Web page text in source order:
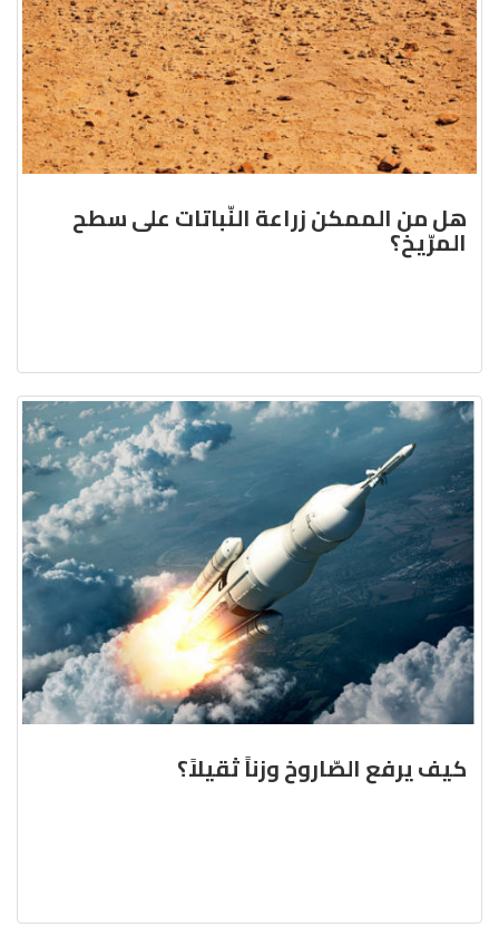
هل من الممكن زراعة النّباتات على سطح
المرّيخ؟
كيف يرفع الصّاروخ وزناً ثقيلاً؟